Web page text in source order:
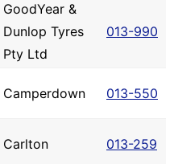
GoodYear &
Dunlop Tyres
Pty Ltd
013-990
Camperdown 013-550
Carlton 013-259